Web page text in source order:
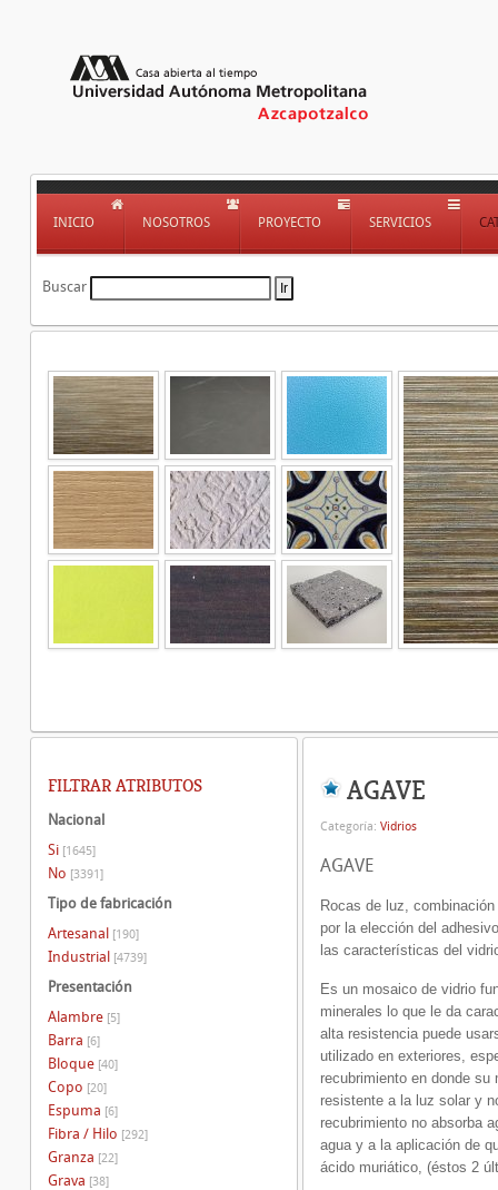
INICIO NOSOTROS PROYECTO SERVICIOS
Buscar
AGAVE
Categoría: Vidrios
AGAVE
Rocas de luz,
por la elección del
las características del
Es un mosaico de vidrio
minerales lo que le da
alta resistencia puede
utilizado en exteriores,
recubrimiento en donde
resistente a la luz solar y
recubrimiento no absorba
agua y a la aplicación de
ácido muriático, (éstos 2
FILTRAR ATRIBUTOS
Nacional
Si [1645]
No [3391]
Tipo de fabricación
Artesanal [190]
Industrial [4739]
Presentación
Alambre [5]
Barra [6]
Bloque [40]
Copo [20]
Espuma [6]
Fibra / Hilo [292]
Granza [22]
Grava [38]